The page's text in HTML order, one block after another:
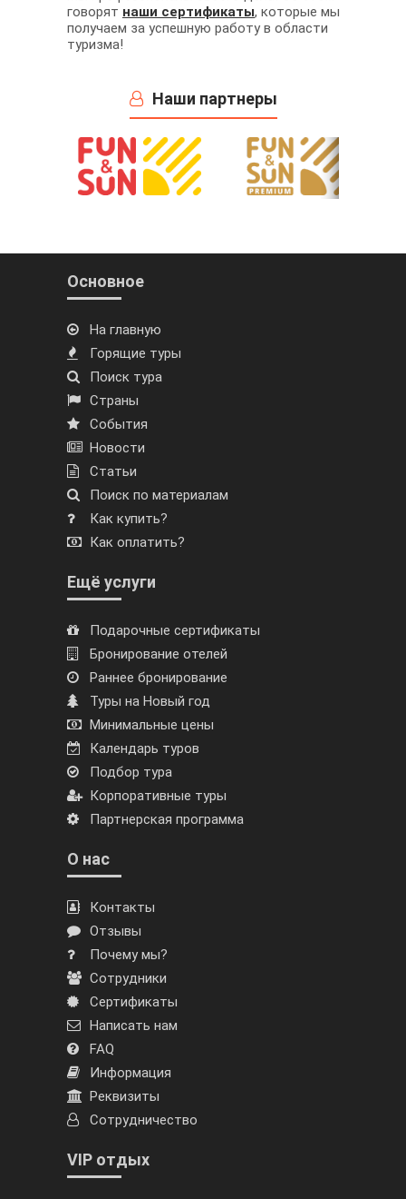
говорят наши сертификаты, которые мы
получаем за успешную работу в области
туризма!
Наши партнеры
Основное
На главную
Горящие туры
Поиск тура
Страны
События
Новости
Статьи
Поиск по материалам
Как купить?
Как оплатить?
Ещё услуги
Подарочные сертификаты
Бронирование отелей
Раннее бронирование
Туры на Новый год
Минимальные цены
Календарь туров
Подбор тура
Корпоративные туры
Партнерская программа
О нас
Контакты
Отзывы
Почему мы?
Сотрудники
Сертификаты
Написать нам
FAQ
Информация
Реквизиты
Сотрудничество
VIP отдых